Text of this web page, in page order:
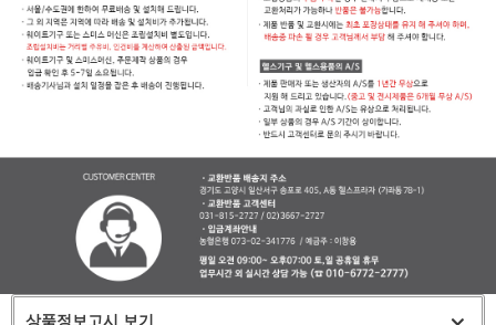
상품정보고시 보기